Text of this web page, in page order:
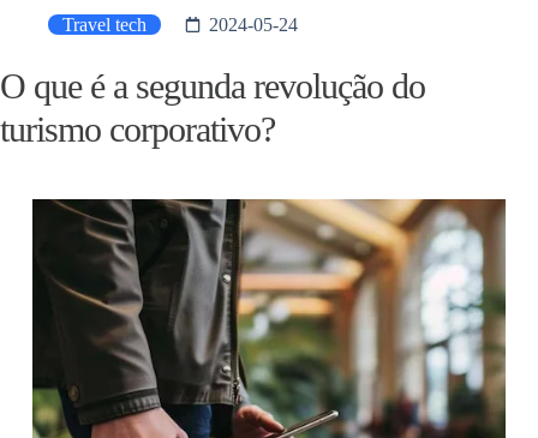
Travel tech 2024-05-24
O que é a segunda revolução do
turismo corporativo?